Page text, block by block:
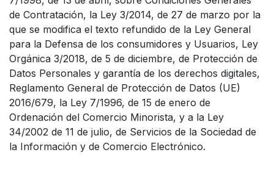
de Contratación, la Ley 3/2014, de 27 de marzo por la
que se modifica el texto refundido de la Ley General
para la Defensa de los consumidores y Usuarios, Ley
Orgánica 3/2018, de 5 de diciembre, de Protección de
Datos Personales y garantía de los derechos digitales,
Reglamento General de Protección de Datos (UE)
2016/679, la Ley 7/1996, de 15 de enero de
Ordenación del Comercio Minorista, y a la Ley
34/2002 de 11 de julio, de Servicios de la Sociedad de
la Información y de Comercio Electrónico.